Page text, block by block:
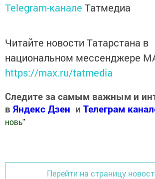
Telegram-канале Татмедиа
Читайте новости Татарстана в
национальном мессенджере
https://max.ru/tatmedia
Следите за самым важным и
в Яндекс Дзен и Телеграм
новь"
Перейти на страницу